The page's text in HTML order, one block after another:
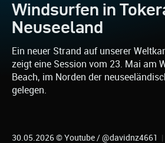
Windsurfen in
Neuseeland
Ein neuer Strand auf unserer
zeigt eine Session vom 23. Mai am
Beach, im Norden der
gelegen.
30.05.2026 © Youtube / @davidnz4661 |